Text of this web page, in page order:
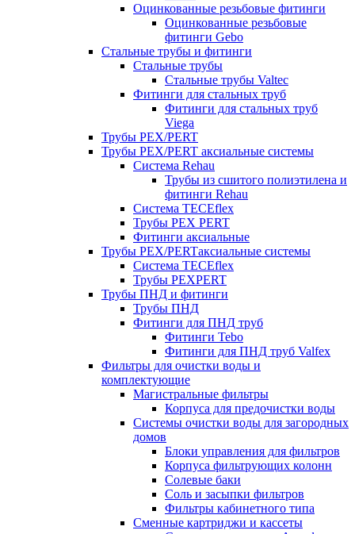
Оцинкованные резьбовые фитинги
Оцинкованные резьбовые
фитинги Gebo
Стальные трубы и фитинги
Стальные трубы
Стальные трубы Valtec
Фитинги для стальных труб
Фитинги для стальных труб
Viega
Трубы PEX/PERT
Трубы PEX/PERT аксиальные системы
Система Rehau
Трубы из сшитого полиэтилена и
фитинги Rehau
Система TECEflex
Трубы PEX PERT
Фитинги аксиальные
Трубы PEX/PERTаксиальные системы
Система TECEflex
Трубы PEXPERT
Трубы ПНД и фитинги
Трубы ПНД
Фитинги для ПНД труб
Фитинги Tebo
Фитинги для ПНД труб Valfex
Фильтры для очистки воды и
комплектующие
Магистральные фильтры
Корпуса для предочистки воды
Системы очистки воды для загородных
домов
Блоки управления для фильтров
Корпуса фильтрующих колонн
Солевые баки
Соль и засыпки фильтров
Фильтры кабинетного типа
Сменные картриджи и кассеты